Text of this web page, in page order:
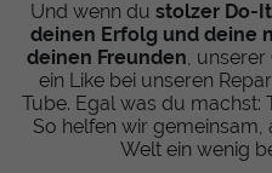
Und wenn du stolzer Do-
deinen Erfolg und deine
deinen Freunden ,
ein Like bei unseren
Tube. Egal was du machst:
So helfen wir gemeinsam,
Welt ein wenig